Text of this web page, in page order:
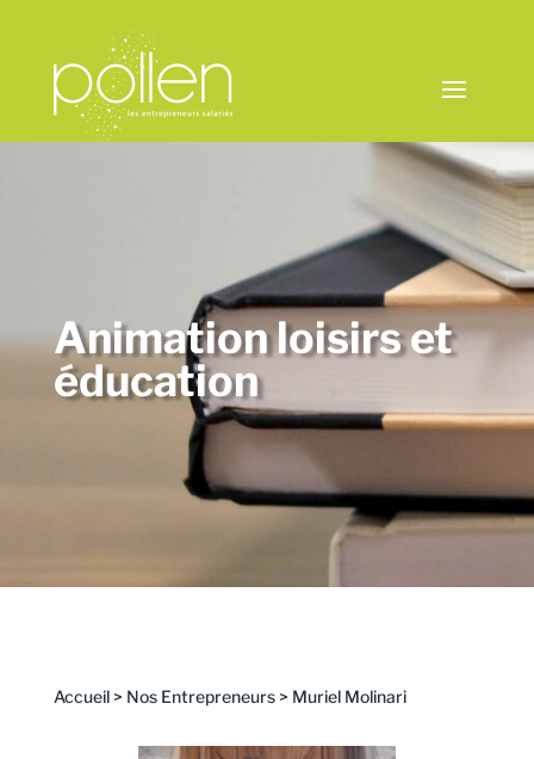
Animation loisirs et
éducation
Accueil> Nos Entrepreneurs> Muriel Molinari